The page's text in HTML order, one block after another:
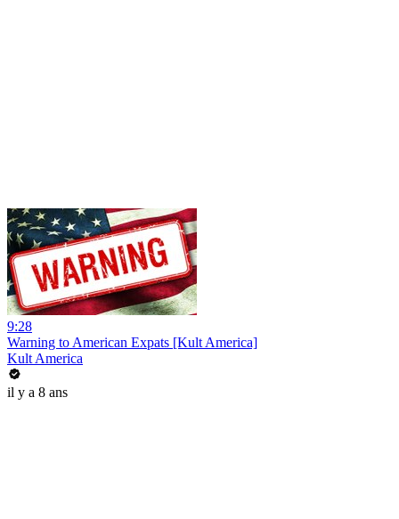
9:28
Warning to American Expats [Kult America]
Kult America
il y a 8 ans